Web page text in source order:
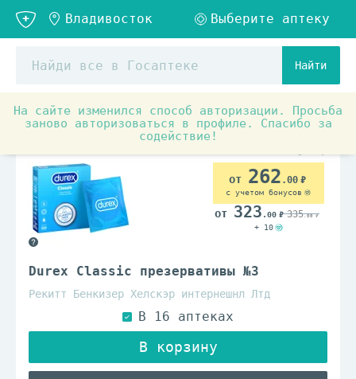
Найти
На сайте изменился способ авторизации. Просьба
заново авторизоваться в профиле. Спасибо за
содействие!
Товары для красоты и здоровья Товары для взрослых
Durex Classic презервативы №3
Рекитт Бенкизер Хелскэр интернешнл Лтд
262 .00
с учетом бонусов
323 .00 335.00
+ 10